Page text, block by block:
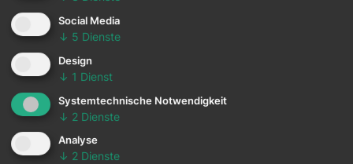
unterstütze Unternehmen dabei, ihre
Nachhaltigkeitsstrategie mit der richtigen
Förderung zu verbinden.
Steuerberater & Wirtschaftstreuhänder
Kanzleien, die ihren Mandanten einen
umfassenden Service bieten möchten, finden in
mir eine verlässliche Kooperationspartnerin.
Social Media
↓ 5 Dienste
Design
↓ 1 Dienst
Systemtechnische Notwendigkeit
↓ 2 Dienste
Analyse
↓ 2 Dienste